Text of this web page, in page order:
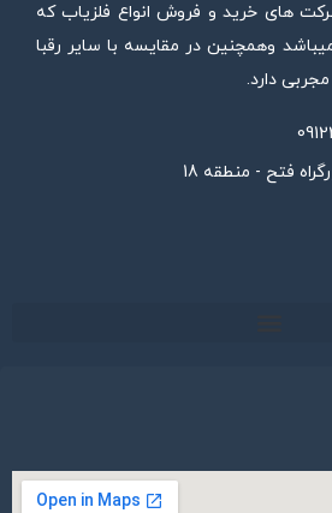
های خرید و فروش انواع فلزیاب که
وهمچنین در مقایسه با سایر رقبا
دارد.
فتح - منطقه 18